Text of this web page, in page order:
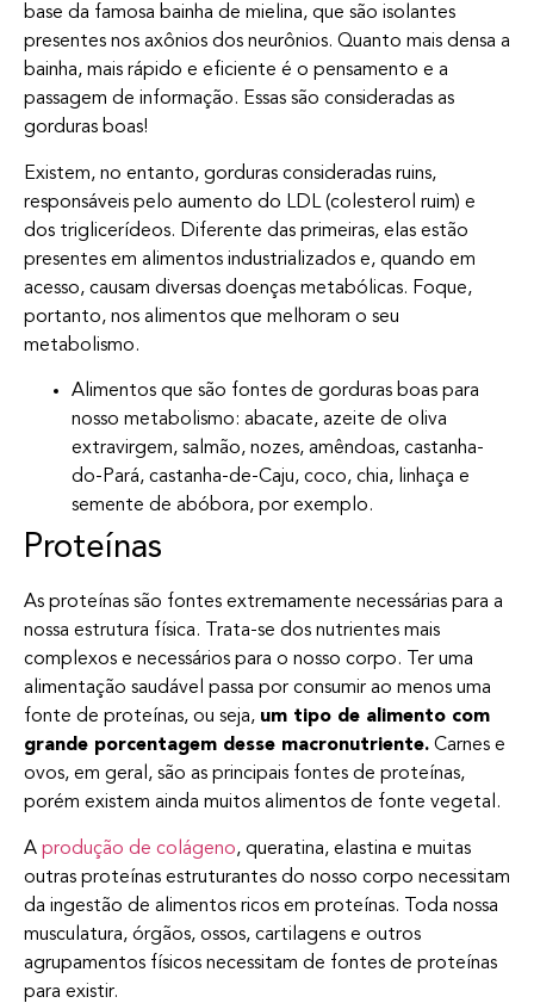
base da famosa bainha de mielina, que são isolantes
presentes nos axônios dos neurônios. Quanto mais densa a
bainha, mais rápido e eficiente é o pensamento e a
passagem de informação. Essas são consideradas as
gorduras boas!
Existem, no entanto, gorduras consideradas ruins,
responsáveis pelo aumento do LDL (colesterol ruim) e
dos triglicerídeos. Diferente das primeiras, elas estão
presentes em alimentos industrializados e, quando em
acesso, causam diversas doenças metabólicas. Foque,
portanto, nos alimentos que melhoram o seu
metabolismo.
Alimentos que são fontes de gorduras boas para
nosso metabolismo: abacate, azeite de oliva
extravirgem, salmão, nozes, amêndoas, castanha-
do-Pará, castanha-de-Caju, coco, chia, linhaça e
semente de abóbora, por exemplo.
Proteínas
As proteínas são fontes extremamente necessárias para a
nossa estrutura física. Trata-se dos nutrientes mais
complexos e necessários para o nosso corpo. Ter uma
alimentação saudável passa por consumir ao menos uma
fonte de proteínas, ou seja, um tipo de alimento com
grande porcentagem desse macronutriente. Carnes e
ovos, em geral, são as principais fontes de proteínas,
porém existem ainda muitos alimentos de fonte vegetal.
A produção de colágeno, queratina, elastina e muitas
outras proteínas estruturantes do nosso corpo necessitam
da ingestão de alimentos ricos em proteínas. Toda nossa
musculatura, órgãos, ossos, cartilagens e outros
agrupamentos físicos necessitam de fontes de proteínas
para existir.